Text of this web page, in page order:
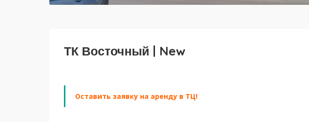
ТК Восточный | New
Оставить заявку на аренду в ТЦ!